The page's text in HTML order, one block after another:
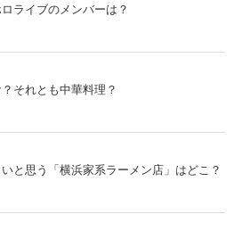
ライブのメンバーは？
それとも中華料理？
と思う「横浜家系ラーメン店」はどこ？